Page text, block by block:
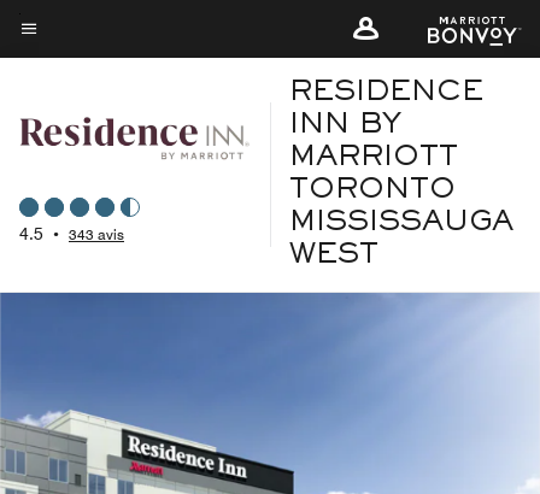
Skip
to
content
Texte du menu
4.5 • 343 avis
RESIDENCE
INN BY
MARRIOTT
TORONTO
MISSISSAUGA
WEST